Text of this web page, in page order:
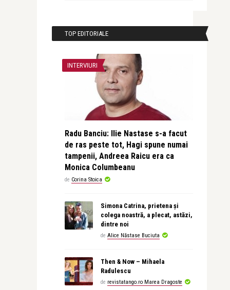
TOP EDITORIALE
INTERVIURI
Radu Banciu: Ilie Nastase s-a facut
de ras peste tot, Hagi spune numai
tampenii, Andreea Raicu era ca
Monica Columbeanu
de Corina Stoica
Simona Catrina, prietena și
colega noastră, a plecat, astăzi,
dintre noi
de Alice Năstase Buciuta
Then & Now – Mihaela
Radulescu
de revistatango.ro Marea Dragoste